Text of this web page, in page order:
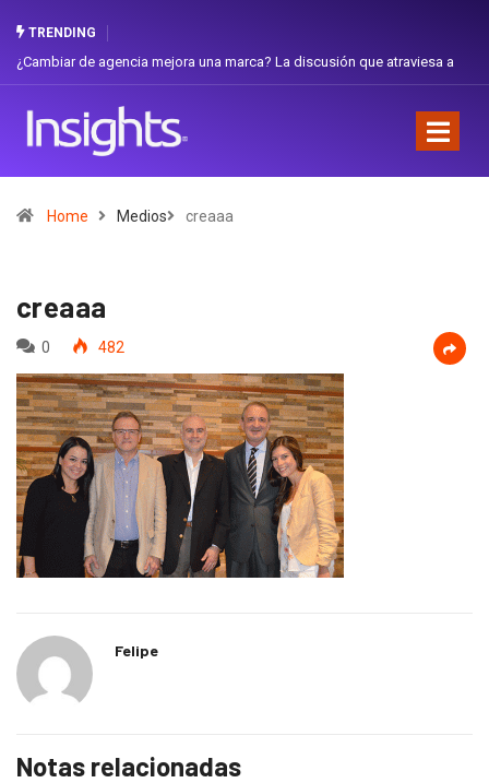
TRENDING
de agencia mejora una marca? La discusión que atraviesa a
Gabriela
Home Medios creaaa
creaaa
0 482
Felipe
Notas relacionadas